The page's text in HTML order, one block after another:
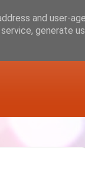
and user-
generate